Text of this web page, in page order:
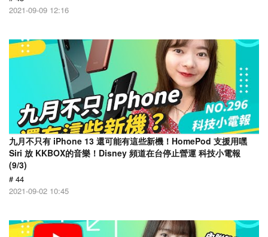
2021-09-09 12:16
九月不只有 iPhone 13 還可能有這些新機！HomePod 支援用嘿
Siri 放 KKBOX的音樂！Disney 頻道在台停止營運 科技小電報
(9/3)
# 44
2021-09-02 10:45